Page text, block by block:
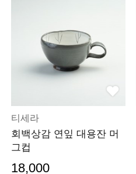
티세라
회백상감 연잎 대용잔 머
그컵
18,000